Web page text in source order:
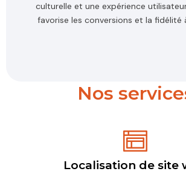
culturelle et une expérience
favorise les conversions et la fidélité
Nos
Localisation de site